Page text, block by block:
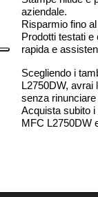
aziendale.
Risparmio fino
Prodotti testati e
rapida e
Scegliendo i
L2750DW, avrai
senza rinunciare
Acquista subito
MFC L2750DW